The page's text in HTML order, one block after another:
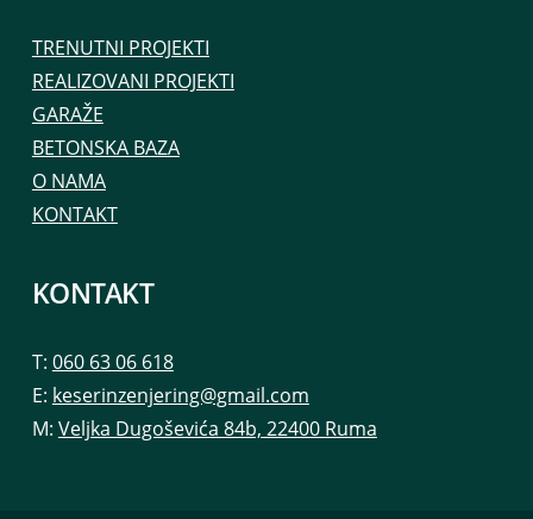
TRENUTNI PROJEKTI
REALIZOVANI PROJEKTI
GARAŽE
BETONSKA BAZA
O NAMA
KONTAKT
KONTAKT
T: 060 63 06 618
E: keserinzenjering@gmail.com
M: Veljka Dugoševića 84b, 22400 Ruma